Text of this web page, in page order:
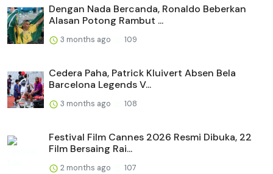
Dengan Nada Bercanda, Ronaldo Beberkan
Alasan Potong Rambut ...
3 months ago 109
Cedera Paha, Patrick Kluivert Absen Bela
Barcelona Legends V...
3 months ago 108
Festival Film Cannes 2026 Resmi Dibuka, 22
Film Bersaing Rai...
2 months ago 107